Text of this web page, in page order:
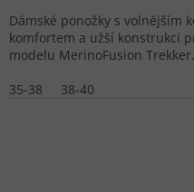
Dámské ponožky s volnějším
komfortem a užší konstrukcí
modelu MerinoFusion
35-38
38-40